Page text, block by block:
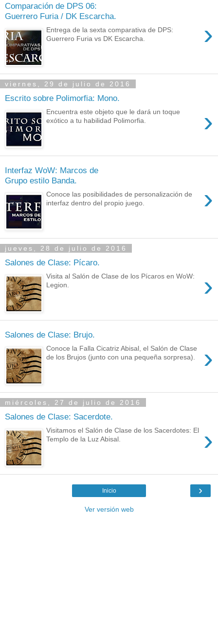
Comparación de DPS 06:
Guerrero Furia / DK Escarcha.
›
Entrega de la sexta comparativa de DPS:
Guerrero Furia vs DK Escarcha.
viernes, 29 de julio de 2016
Escrito sobre Polimorfia: Mono.
›
Encuentra este objeto que le dará un toque
exótico a tu habilidad Polimorfia.
Interfaz WoW: Marcos de
Grupo estilo Banda.
›
Conoce las posibilidades de personalización de
interfaz dentro del propio juego.
jueves, 28 de julio de 2016
Salones de Clase: Pícaro.
›
Visita al Salón de Clase de los Pícaros en WoW:
Legion.
Salones de Clase: Brujo.
›
Conoce la Falla Cicatriz Abisal, el Salón de Clase
de los Brujos (junto con una pequeña sorpresa).
miércoles, 27 de julio de 2016
Salones de Clase: Sacerdote.
›
Visitamos el Salón de Clase de los Sacerdotes: El
Templo de la Luz Abisal.
›
Inicio
Ver versión web